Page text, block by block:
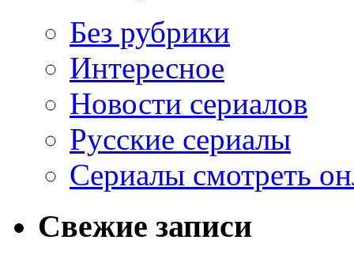
Без рубрики
Интересное
Новости сериалов
Русские сериалы
Сериалы смотреть
Свежие записи